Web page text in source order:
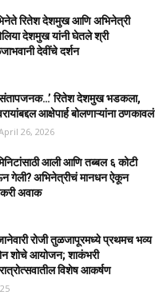
रितेश देशमुख आणि अभिनेत्री
देशमुख यांनी घेतले श्री
देवींचे दर्शन
संतापजनक…’ रितेश देशमुख भडकला,
आक्षेपार्ह बोलणाऱ्यांना ठणकावलं
26, 2026
आली आणि तब्बल ६ कोटी
गेली? अभिनेत्रीचं मानधन ऐकून
अवाक
रोजी तुळजापूरमध्ये प्रथमच भव्य
शोचे आयोजन; शाकंभरी
विशेष आकर्षण